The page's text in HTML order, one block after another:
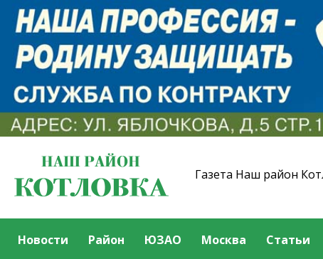
Газета Наш район
Новости Район ЮЗАО Москва Статьи